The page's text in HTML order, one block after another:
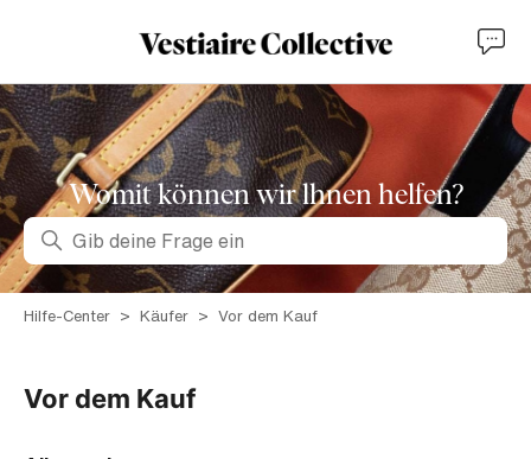
Womit können wir lhnen helfen?
Suche
Hilfe-Center Käufer Vor dem Kauf
Vor dem Kauf